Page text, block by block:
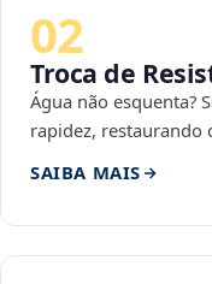
02
Troca de
Água não esquenta?
rapidez, restaurando
SAIBA MAIS